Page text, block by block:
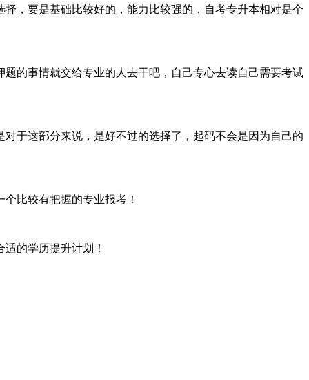
，要是基础比较好的，能力比较强的，自考专升本相对是个
的事情就交给专业的人去干吧，自己专心去读自己需要考试
于这部分来说，是好不过的选择了，起码不会是因为自己的
比较有把握的专业报考！
的学历提升计划！